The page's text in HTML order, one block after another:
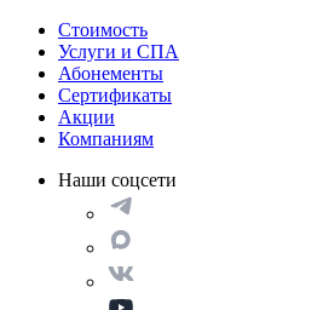
Стоимость
Услуги и СПА
Абонементы
Сертификаты
Акции
Компаниям
Наши соцсети